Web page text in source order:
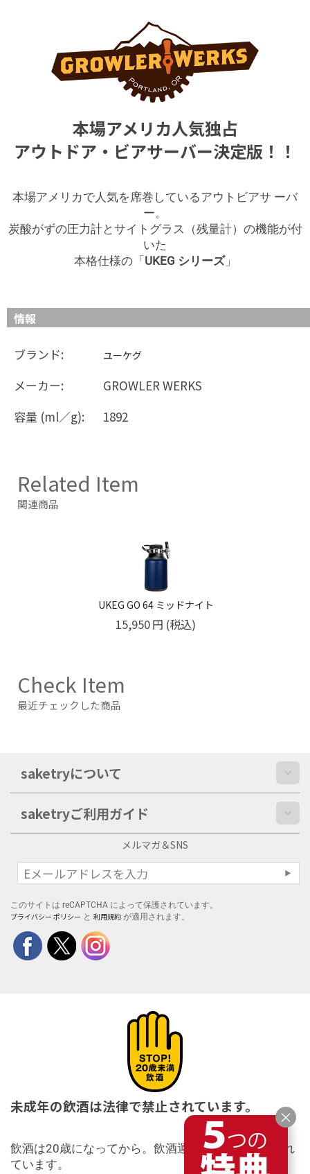
本場アメリカ人気独占
アウトドア・ビアサーバー決定版！！
本場アメリカで人気を席巻しているアウトビアサ ーバ
ー。
炭酸がずの圧力計とサイトグラス（残量計）の機能が付
いた
本格仕様の「 UKEG シリーズ」
情報
ブランド: ユーケグ
メーカー:
GROWLER WERKS
容量 (ml／g):
1892
Related Item
関連商品
UKEG GO 64 ミッドナイト
15,950円 (税込)
Check Item
最近チェックした商品
saketryについて
saketryご利用ガイド
メルマガ＆SNS
このサイトは reCAPTCHA によって保護されています。
プライバシー ポリシー と 利用規約 が適用されます。
未成年の飲酒は法律で禁止されています。
飲酒は20歳になってから。飲酒運転は法律で禁止され
ています。
×